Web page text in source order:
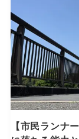
テーピング
賢くスポー
アスリート
【市民ランナ